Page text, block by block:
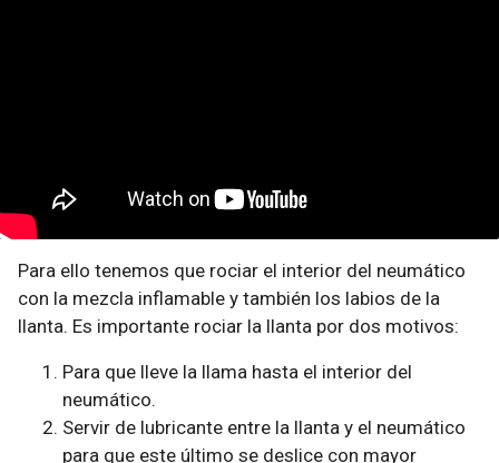
Para ello tenemos que rociar el interior del neumático
con la mezcla inflamable y también los labios de la
llanta. Es importante rociar la llanta por dos motivos:
Para que lleve la llama hasta el interior del
neumático.
Servir de lubricante entre la llanta y el neumático
para que este último se deslice con mayor